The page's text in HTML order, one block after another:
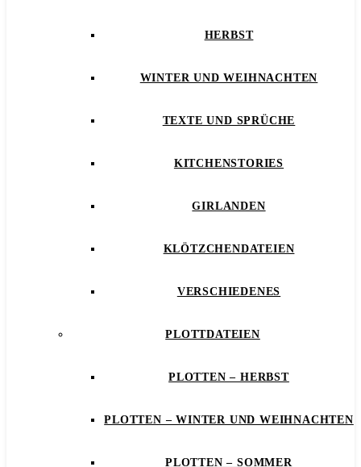
HERBST
WINTER UND WEIHNACHTEN
TEXTE UND SPRÜCHE
KITCHENSTORIES
GIRLANDEN
KLÖTZCHENDATEIEN
VERSCHIEDENES
PLOTTDATEIEN
PLOTTEN – HERBST
PLOTTEN – WINTER UND WEIHNACHTEN
PLOTTEN – SOMMER